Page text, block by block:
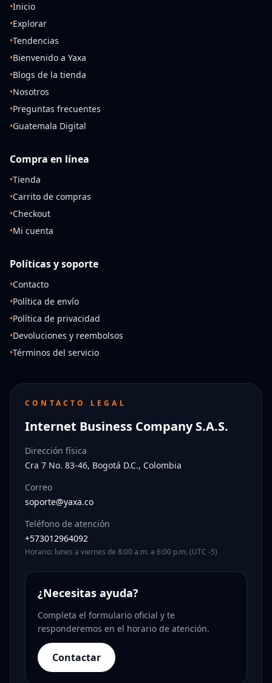
•Inicio
•Explorar
•Tendencias
•Bienvenido a Yaxa
•Blogs de la tienda
•Nosotros
•Preguntas frecuentes
•Guatemala Digital
Compra en línea
•Tienda
•Carrito de compras
•Checkout
•Mi cuenta
Políticas y soporte
•Contacto
•Política de envío
•Política de privacidad
•Devoluciones y reembolsos
•Términos del servicio
CONTACTO LEGAL
Internet Business Company S.A.S.
Dirección física
Cra 7 No. 83-46, Bogotá D.C., Colombia
Correo
soporte@yaxa.co
Teléfono de atención
+573012964092
Horario: lunes a viernes de 8:00 a.m. a 6:00 p.m. (UTC -5)
¿Necesitas ayuda?
Completa el formulario oficial y te
responderemos en el horario de atención.
Contactar